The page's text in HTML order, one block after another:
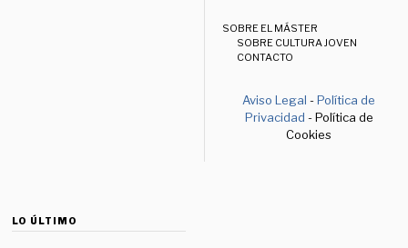
SOBRE EL MÁSTER
SOBRE CULTURA JOVEN
CONTACTO
Aviso Legal -Política de
Privacidad - Política de
Cookies
LO ÚLTIMO